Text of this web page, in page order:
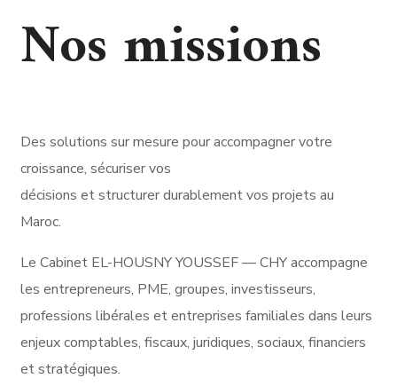
Nos missions
Des solutions sur mesure pour accompagner votre
croissance, sécuriser vos
décisions et structurer durablement vos projets au
Maroc.
Le Cabinet EL-HOUSNY YOUSSEF — CHY accompagne
les entrepreneurs, PME, groupes, investisseurs,
professions libérales et entreprises familiales dans leurs
enjeux comptables, fiscaux, juridiques, sociaux, financiers
et stratégiques.